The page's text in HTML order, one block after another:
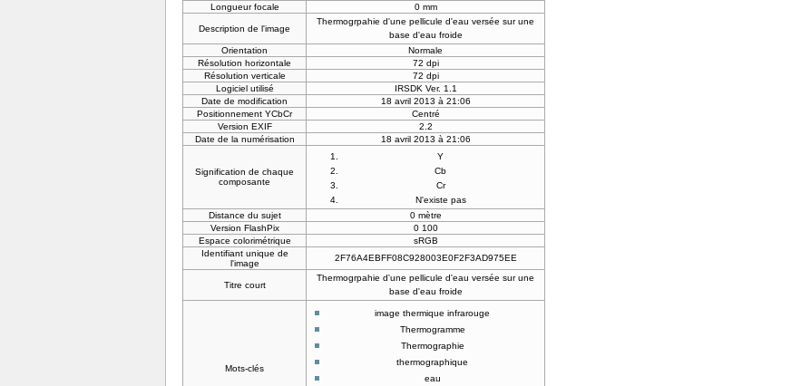
Longueur focale
0 mm
Description de l'image
Thermogrpahie d'une pellicule d'eau versée sur une
base d'eau froide
Orientation
Normale
Résolution horizontale
72 dpi
Résolution verticale
72 dpi
Logiciel utilisé
IRSDK Ver. 1.1
Date de modification
18 avril 2013 à 21:06
Positionnement YCbCr
Centré
Version EXIF
2.2
Date de la numérisation
18 avril 2013 à 21:06
Signification de chaque
composante
Y
Cb
Cr
N'existe pas
Distance du sujet
0 mètre
Version FlashPix
0 100
Espace colorimétrique
sRGB
Identifiant unique de
l'image
2F76A4EBFF08C928003E0F2F3AD975EE
Titre court
Thermogrpahie d'une pellicule d'eau versée sur une
base d'eau froide
Mots-clés
image thermique infrarouge
Thermogramme
Thermographie
thermographique
eau